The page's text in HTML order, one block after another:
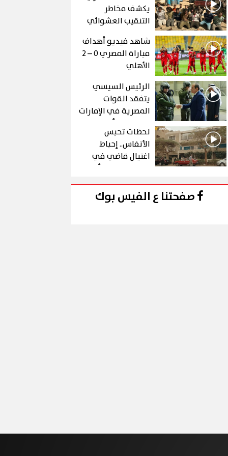
يكشف مخاطر
التنقيب العشوائي
عن الذهب في "درع
الجنوب"
شاهد فيديو أهداف
مباراة المصري 0 – 2
الأهلي
الرئيس السيسي
يتفقد القوات
المصرية في الإمارات
خلال زيارة أخوية
لحظات تحبس
الأنفاس.. إحباط
اغتيال قاضي في
الحلقة 10 من رأس
صفحتنا ع الفيس بوك